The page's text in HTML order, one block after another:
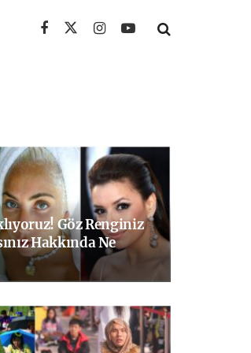
Göz Renginiz
Hakkında Ne